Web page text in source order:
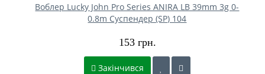
Воблер Lucky John Pro Series ANIRA LB 39mm 3g 0-
0.8m Cуспендер (SP) 104
153 грн.
Закінчився